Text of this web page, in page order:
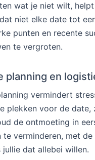
wat je niet wilt,
niet elke date tot
punten en recente
te vergroten.
planning en
vermindert
plekken voor de date,
de ontmoeting in
te verminderen, met
dat allebei willen.